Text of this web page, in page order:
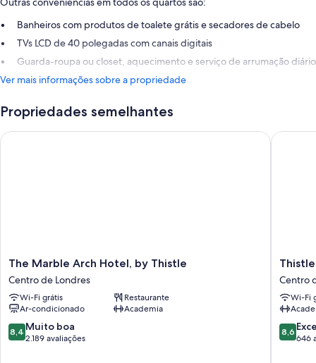
Banheiros com produtos de toalete grátis e secadores de cabelo
TVs LCD de 40 polegadas com canais digitais
Guarda-roupa ou closet, aquecimento e serviço de arrumação diário
Ver mais informações sobre a propriedade
Propriedades semelhantes
The
Marble
Arch
Hotel,
by
Thistle
Centro
The Marble Arch Hotel, by Thistle
Centro de Londres
Wi-Fi grátis
Restaurante
Ar-condicionado
Academia
8.4
de
8,4 Muito boa
2.189 avaliações
The Marble Arch Hotel, by Thistle
Thistle
London
Park
Lane
Centro
de
Londres
Centro
Wi-Fi
8.6
de
8,6
646
Thistle